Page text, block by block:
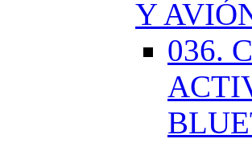
Y
036.